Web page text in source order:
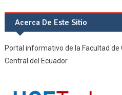
Acerca De Este Sitio
Portal informativo de la Facultad de
Central del Ecuador